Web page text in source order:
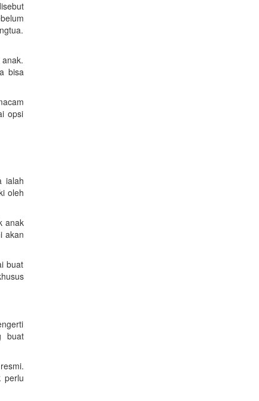
bisa
opsi
ialah
oleh
anak
akan
buat
buat
perlu